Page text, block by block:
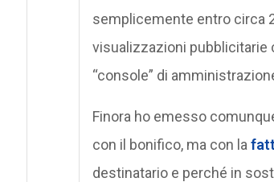
semplicemente entro circa
visualizzazioni pubblicitarie
“console” di
Finora ho emesso
con il bonifico, ma con la
destinatario e perché in